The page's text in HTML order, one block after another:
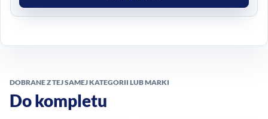
DOBRANE Z TEJ SAMEJ KATEGORII LUB MARKI
Do kompletu